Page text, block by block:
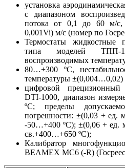
установка
с диапазоном
потока от 0,1 до 60 м/
0,001Vi) м/с (номер по
Термостаты жидкостные
типа моделей ТПП-
воспроизводимых
80…+300 ºС,
температуры ±(0,004…0,02)
цифровой прецизионный
DTI-1000, диапазон
ºС; пределы
погрешности: ±(0,03 + ед.
-50…+400 ºС); ±(0,06 + ед.
св.+400…+650 ºС);
Калибратор
ВЕАМЕХ MC6 (-R)